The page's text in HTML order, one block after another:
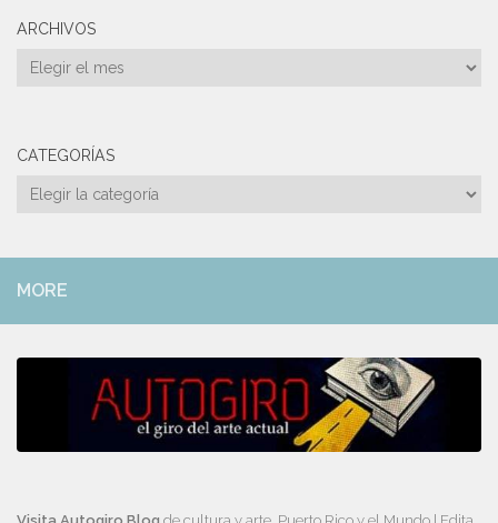
ARCHIVOS
Archivos
CATEGORÍAS
Categorías
MORE